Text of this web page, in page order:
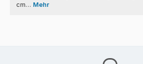
cm… Mehr